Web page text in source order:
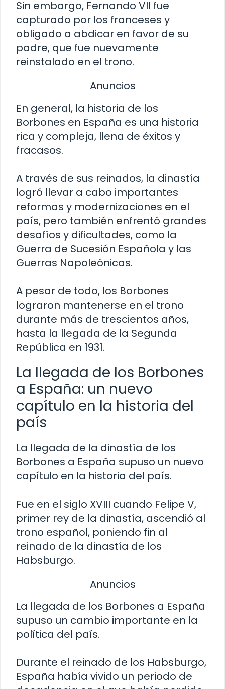
Sin embargo, Fernando VII fue
capturado por los franceses y
obligado a abdicar en favor de su
padre, que fue nuevamente
reinstalado en el trono.
Anuncios
En general, la historia de los
Borbones en España es una historia
rica y compleja, llena de éxitos y
fracasos.
A través de sus reinados, la dinastía
logró llevar a cabo importantes
reformas y modernizaciones en el
país, pero también enfrentó grandes
desafíos y dificultades, como la
Guerra de Sucesión Española y las
Guerras Napoleónicas.
A pesar de todo, los Borbones
lograron mantenerse en el trono
durante más de trescientos años,
hasta la llegada de la Segunda
República en 1931.
La llegada de los Borbones
a España: un nuevo
capítulo en la historia del
país
La llegada de la dinastía de los
Borbones a España supuso un nuevo
capítulo en la historia del país.
Fue en el siglo XVIII cuando Felipe V,
primer rey de la dinastía, ascendió al
trono español, poniendo fin al
reinado de la dinastía de los
Habsburgo.
Anuncios
La llegada de los Borbones a España
supuso un cambio importante en la
política del país.
Durante el reinado de los Habsburgo,
España había vivido un periodo de